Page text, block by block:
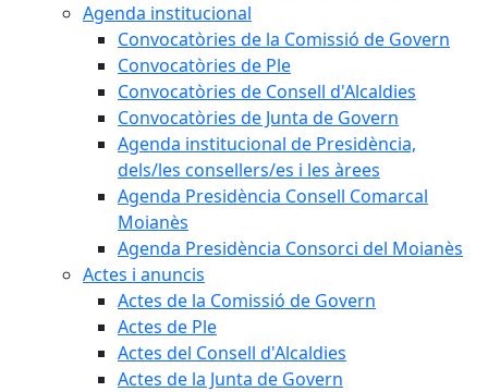
Agenda institucional
Convocatòries de la Comissió de Govern
Convocatòries de Ple
Convocatòries de Consell d'Alcaldies
Convocatòries de Junta de Govern
Agenda institucional de Presidència,
dels/les consellers/es i les àrees
Agenda Presidència Consell Comarcal
Moianès
Agenda Presidència Consorci del Moianès
Actes i anuncis
Actes de la Comissió de Govern
Actes de Ple
Actes del Consell d'Alcaldies
Actes de la Junta de Govern